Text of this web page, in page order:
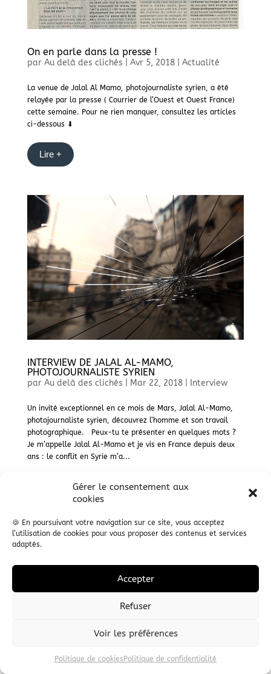
Gérer le consentement aux
cookies
🍪 En poursuivant votre navigation sur ce site, vous acceptez
l’utilisation de cookies pour vous proposer des contenus et services
adaptés.
Accepter
Refuser
Voir les préférences
Politique de cookies Politique de confidentialité
On en parle dans la presse !
par Au delà des clichés Avr 5, 2018| Actualité
La venue de Jalal Al Mamo, photojournaliste syrien, a été
relayée par la presse ( Courrier de l’Ouest et Ouest France)
cette semaine. Pour ne rien manquer, consultez les articles
ci-dessous ⬇
Lire +
INTERVIEW DE JALAL AL-MAMO,
PHOTOJOURNALISTE SYRIEN
par Au delà des clichés Mar 22, 2018| Interview
Un invité exceptionnel en ce mois de Mars, Jalal Al-Mamo,
photojournaliste syrien, découvrez l’homme et son travail
photographique. Peux-tu te présenter en quelques mots ?
Je m’appelle Jalal Al-Mamo et je vis en France depuis deux
ans : le conflit en Syrie m’a...